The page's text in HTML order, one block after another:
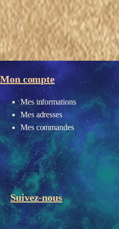
des cookies
Mon compte
Mes informations
Mes adresses
Mes commandes
Suivez-nous